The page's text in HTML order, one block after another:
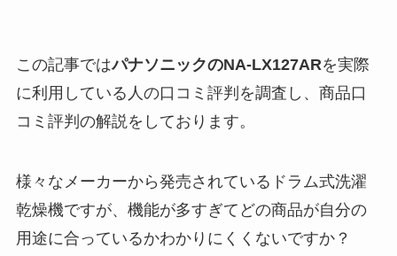
この記事ではパナソニックのNA-LX127ARを実際
に利用している人の口コミ評判を調査し、商品口
コミ評判の解説をしております。
様々なメーカーから発売されているドラム式洗濯
乾燥機ですが、機能が多すぎてどの商品が自分の
用途に合っているかわかりにくくないですか？